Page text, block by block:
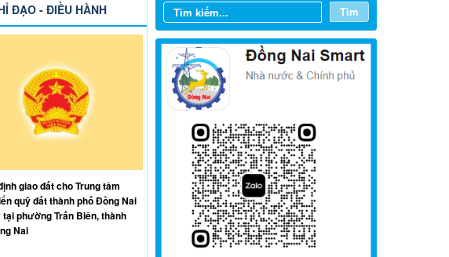
Tìm
Từ ngày 03/8/2026 đến ngày
09/8/2026
Từ ngày 27/7/2026 đến ngày
02/8/2026
ĐẠO - ĐIỀU HÀNH
giao đất cho Trung tâm
quỹ đất thành phố Đồng Nai
tại phường Trấn Biên, thành
Nai